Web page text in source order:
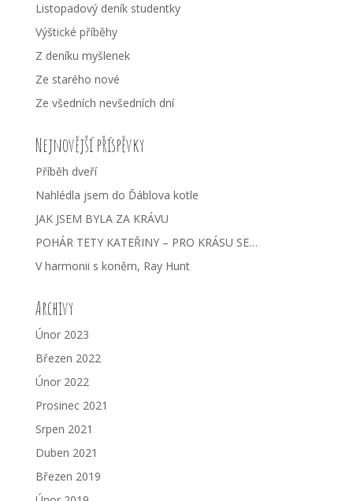
Listopadový deník studentky
Výštické příběhy
Z deníku myšlenek
Ze starého nové
Ze všedních nevšedních dní
Nejnovější příspěvky
Příběh dveří
Nahlédla jsem do Ďáblova kotle
JAK JSEM BYLA ZA KRÁVU
POHÁR TETY KATEŘINY – PRO KRÁSU SE…
V harmonii s koněm, Ray Hunt
Archivy
Únor 2023
Březen 2022
Únor 2022
Prosinec 2021
Srpen 2021
Duben 2021
Březen 2019